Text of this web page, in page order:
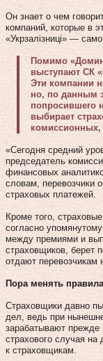
Он знает о чем
компаний, которые в
«Укрзалізниці» —
Помимо
выступают СК
Эти компании
но, по данным
попросившего
выбирает
комиссионных,
«Сегодня средний
председатель
финансовых
словам, перевозчики
страховых платежей.
Кроме того,
согласно
между премиями и
страховщиков, берет
отдают перевозчикам
Пора менять правила
Страховщики давно
дел, ведь при
зарабатывают прежде
страхового случая на
к страховщикам.